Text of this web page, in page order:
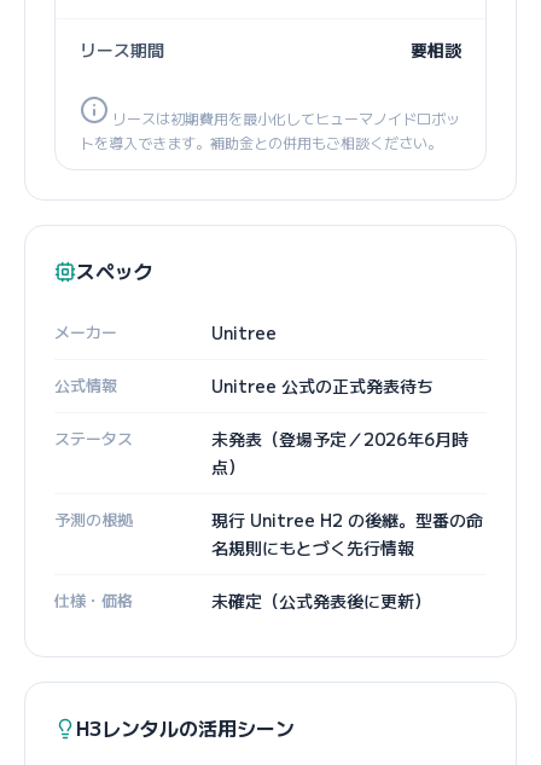
リース期間 要相談
リースは初期費用を最小化してヒューマノイドロボッ
トを導入できます。補助金との併用もご相談ください。
スペック
メーカー Unitree
公式情報 Unitree 公式の正式発表待ち
ステータス
未発表（登場予定／2026年6月時
点）
予測の根拠
現行 Unitree H2 の後継。型番の命
名規則にもとづく先行情報
仕様・価格 未確定（公式発表後に更新）
H3レンタルの活用シーン